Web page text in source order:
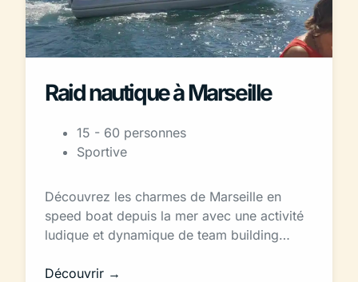
Raid nautique à Marseille
15 - 60 personnes
Sportive
Découvrez les charmes de Marseille en
speed boat depuis la mer avec une activité
ludique et dynamique de team building…
Découvrir →